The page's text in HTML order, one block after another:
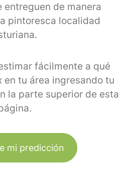
entreguen de manera
pintoresca localidad
fácilmente a qué
en tu área ingresando tu
la parte superior de esta
mi predicción